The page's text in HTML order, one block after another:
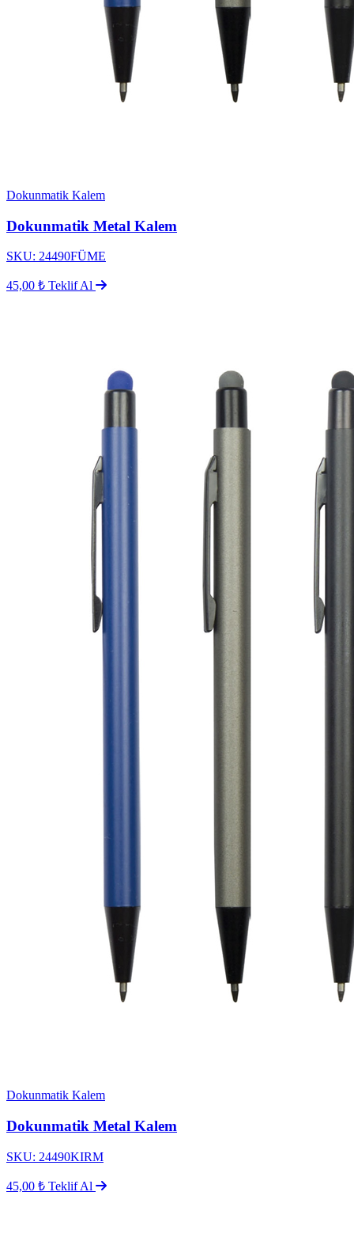
Dokunmatik Kalem
Dokunmatik Metal Kalem
SKU: 24490FÜME
45,00 ₺ Teklif Al
Dokunmatik Kalem
Dokunmatik Metal Kalem
SKU: 24490KIRM
45,00 ₺ Teklif Al